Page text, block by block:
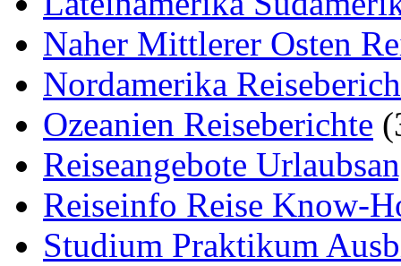
Naher Mittlerer Osten
Nordamerika
Ozeanien Reiseberichte
Reiseangebote
Reiseinfo Reise Know-
Studium Praktikum